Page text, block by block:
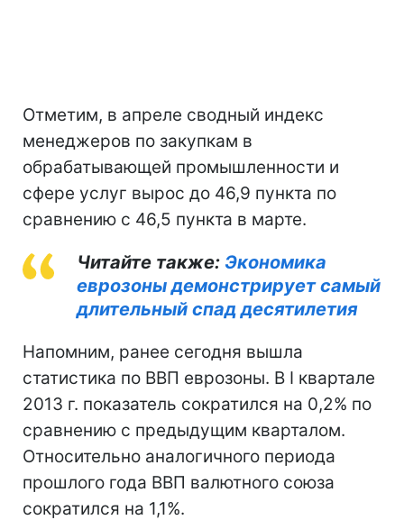
Отметим, в апреле сводный индекс
менеджеров по закупкам в
обрабатывающей промышленности и
сфере услуг вырос до 46,9 пункта по
сравнению с 46,5 пункта в марте.
Читайте также: Экономика
еврозоны демонстрирует самый
длительный спад десятилетия
Напомним, ранее сегодня вышла
статистика по ВВП еврозоны. В I квартале
2013 г. показатель сократился на 0,2% по
сравнению с предыдущим кварталом.
Относительно аналогичного периода
прошлого года ВВП валютного союза
сократился на 1,1%.